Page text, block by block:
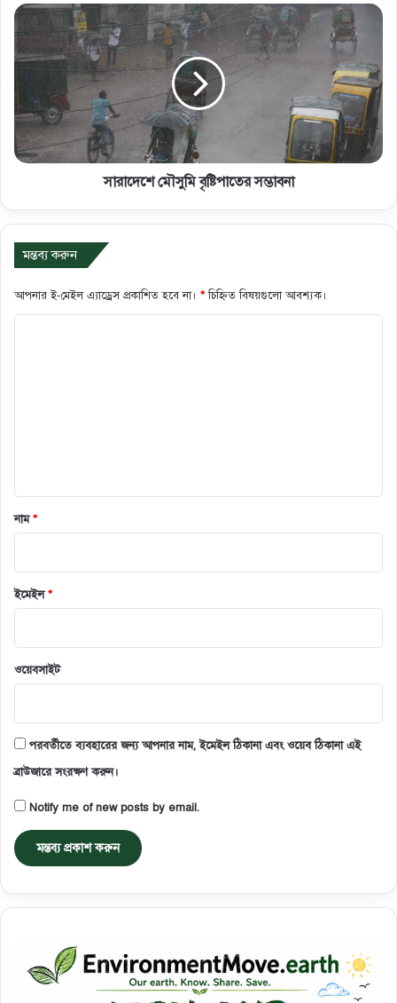
সারাদেশে মৌসুমি বৃষ্টিপাতের সম্ভাবনা
মন্তব্য করুন
আপনার ই-মেইল এ্যাড্রেস প্রকাশিত হবে না। *চিহ্নিত বিষয়গুলো আবশ্যক।
নাম*
ইমেইল*
ওয়েবসাইট
পরবর্তীতে ব্যবহারের জন্য আপনার নাম, ইমেইল ঠিকানা এবং ওয়েব ঠিকানা এই
ব্রাউজারে সংরক্ষণ করুন।
Notify me of new posts by email.